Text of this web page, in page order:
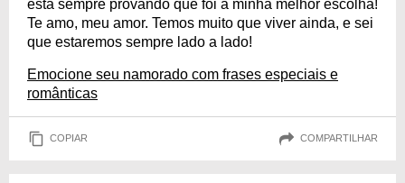
está sempre provando que foi a minha melhor escolha!
Te amo, meu amor. Temos muito que viver ainda, e sei
que estaremos sempre lado a lado!
Emocione seu namorado com frases especiais e
românticas
COPIAR COMPARTILHAR